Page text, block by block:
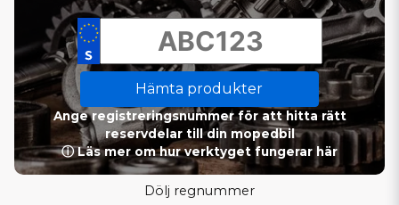
Hämta produkter
Ange registreringsnummer för att hitta rätt
reservdelar till din mopedbil
ⓘ Läs mer om hur verktyget fungerar här
Dölj regnummer